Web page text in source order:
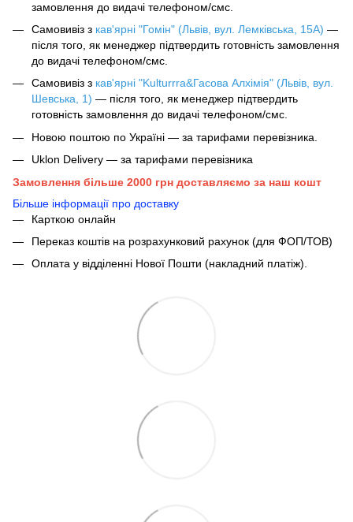
замовлення до видачі телефоном/смс.
Самовивіз з кав'ярні "Гомін" (Львів, вул. Лемківська, 15А) —
після того, як менеджер підтвердить готовність замовлення
до видачі телефоном/смс.
Самовивіз з кав'ярні "Kulturrra&Гасова Алхімія" (Львів, вул.
Шевська, 1) — після того, як менеджер підтвердить
готовність замовлення до видачі телефоном/смс.
Новою поштою по Україні — за тарифами перевізника.
Uklon Delivery — за тарифами перевізника
Замовлення більше 2000 грн доставляємо за наш кошт
Більше інформації про доставку
Карткою онлайн
Переказ коштів на розрахунковий рахунок (для ФОП/ТОВ)
Оплата у відділенні Нової Пошти (накладний платіж).